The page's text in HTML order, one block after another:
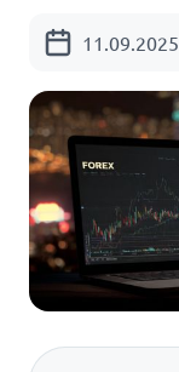
11.09.2025